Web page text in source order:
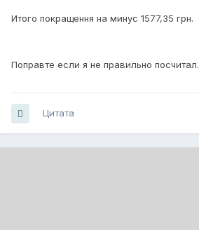
Итого покращення на минус 1577,35 грн.
Поправте если я не правильно посчитал.
Цитата